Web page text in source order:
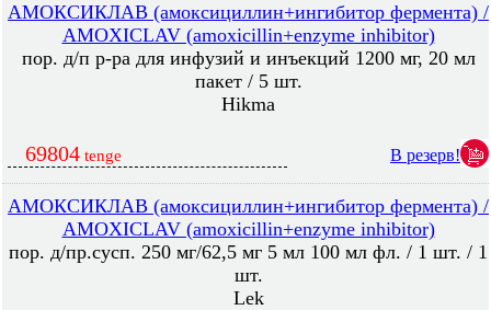
АМОКСИКЛАВ (амоксициллин+ингибитор фермента) /
AMOXICLAV (amoxicillin+enzyme inhibitor)
пор. д/п р-ра для инфузий и инъекций 1200 мг, 20 мл
пакет / 5 шт.
Hikma
69804 tenge В резерв!
АМОКСИКЛАВ (амоксициллин+ингибитор фермента) /
AMOXICLAV (amoxicillin+enzyme inhibitor)
пор. д/пр.сусп. 250 мг/62,5 мг 5 мл 100 мл фл. / 1 шт. / 1
шт.
Lek